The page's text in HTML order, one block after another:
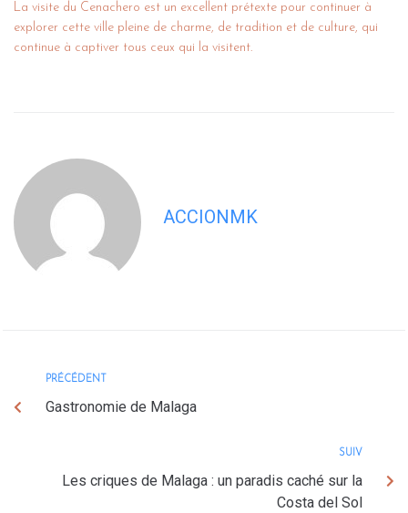
La visite du Cenachero est un excellent prétexte pour continuer à
explorer cette ville pleine de charme, de tradition et de culture, qui
continue à captiver tous ceux qui la visitent.
ACCIONMK
PRÉCÉDENT
Gastronomie de Malaga
SUIV
Les criques de Malaga : un paradis caché sur la
Costa del Sol